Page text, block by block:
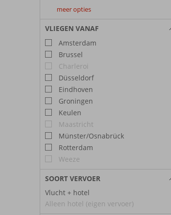
augustus
2027
september
2027
oktober
2027
meer opties
VLIEGEN VANAF
Amsterdam
Brussel
Charleroi
Düsseldorf
Eindhoven
Groningen
Keulen
Maastricht
Münster/Osnabrück
Rotterdam
Weeze
SOORT VERVOER
Vlucht + hotel
Alleen hotel (eigen vervoer)